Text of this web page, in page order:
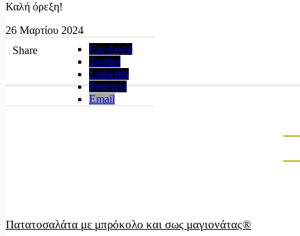
Καλή όρεξη!
26 Μαρτίου 2024
Share
Facebook
Twitter
Linkedin
Pinterest
Email
Πατατοσαλάτα με μπρόκολο και σως μαγιονάτας®